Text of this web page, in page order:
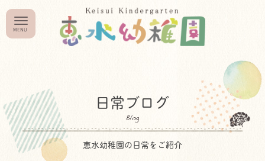
日常ブログ
恵水幼稚園の日常をご紹介